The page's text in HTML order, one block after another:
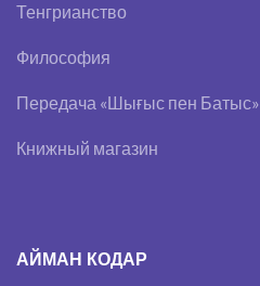
Тенгрианство
Философия
Передача «Шығыс пен Батыс»
Книжный магазин
АЙМАН КОДАР